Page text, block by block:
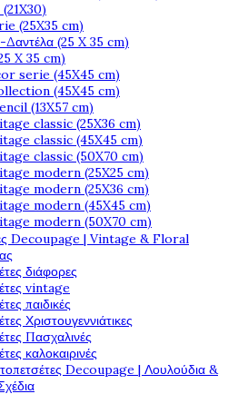
(25X35 cm)
(25 X 35 cm)
X 35 cm)
serie (45X45 cm)
(45X45 cm)
(13X57 cm)
classic (25X36 cm)
classic (45X45 cm)
classic (50X70 cm)
modern (25X25 cm)
modern (25X36 cm)
modern (45X45 cm)
modern (50X70 cm)
Decoupage | Vintage & Floral
διάφορες
vintage
παιδικές
Χριστουγεννιάτικες
Πασχαλινές
καλοκαιρινές
Decoupage | Λουλούδια &